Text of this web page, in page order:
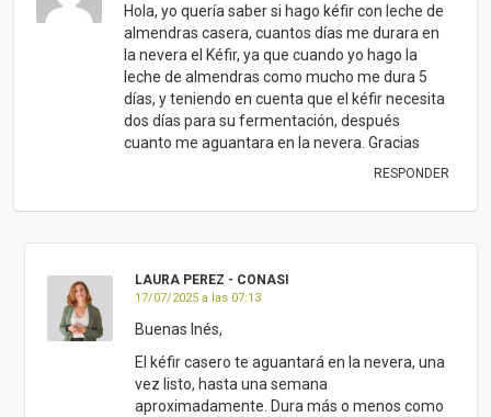
Hola, yo quería saber si hago kéfir con leche de
almendras casera, cuantos días me durara en
la nevera el Kéfir, ya que cuando yo hago la
leche de almendras como mucho me dura 5
días, y teniendo en cuenta que el kéfir necesita
dos días para su fermentación, después
cuanto me aguantara en la nevera. Gracias
RESPONDER
LAURA PEREZ - CONASI
17/07/2025 a las 07:13
Buenas Inés,
El kéfir casero te aguantará en la nevera, una
vez listo, hasta una semana
aproximadamente. Dura más o menos como